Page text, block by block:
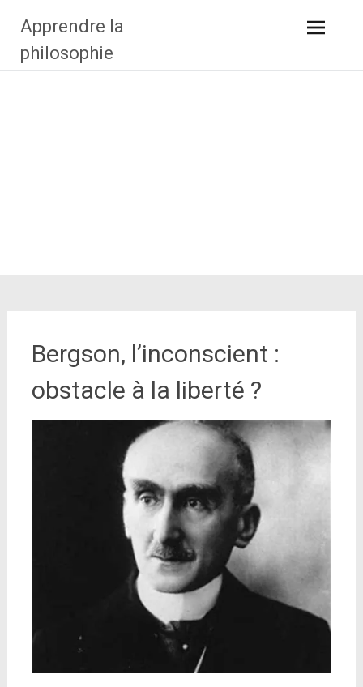
contenu
principal
Apprendre la
philosophie
Bergson, l’inconscient :
obstacle à la liberté ?